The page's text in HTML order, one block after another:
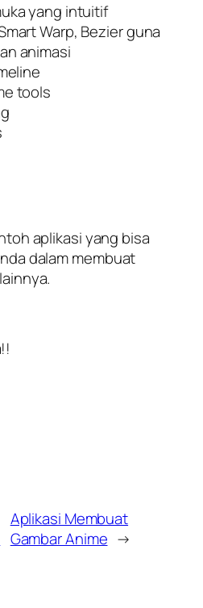
yang intuitif
Warp, Bezier guna
animasi
tools
aplikasi yang bisa
dalam membuat
Aplikasi Membuat
Gambar Anime →